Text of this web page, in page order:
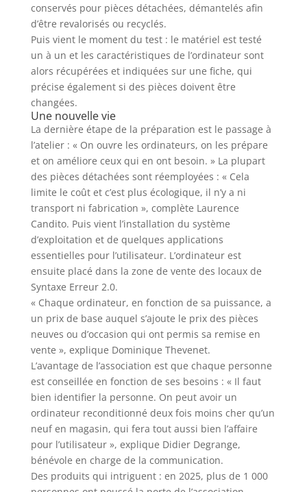
conservés pour pièces détachées, démantelés afin
d’être revalorisés ou recyclés.
Puis vient le moment du test : le matériel est testé
un à un et les caractéristiques de l’ordinateur sont
alors récupérées et indiquées sur une fiche, qui
précise également si des pièces doivent être
changées.
Une nouvelle vie
La dernière étape de la préparation est le passage à
l’atelier : « On ouvre les ordinateurs, on les prépare
et on améliore ceux qui en ont besoin. » La plupart
des pièces détachées sont réemployées : « Cela
limite le coût et c’est plus écologique, il n’y a ni
transport ni fabrication », complète Laurence
Candito. Puis vient l’installation du système
d’exploitation et de quelques applications
essentielles pour l’utilisateur. L’ordinateur est
ensuite placé dans la zone de vente des locaux de
Syntaxe Erreur 2.0.
« Chaque ordinateur, en fonction de sa puissance, a
un prix de base auquel s’ajoute le prix des pièces
neuves ou d’occasion qui ont permis sa remise en
vente », explique Dominique Thevenet.
L’avantage de l’association est que chaque personne
est conseillée en fonction de ses besoins : « Il faut
bien identifier la personne. On peut avoir un
ordinateur reconditionné deux fois moins cher qu’un
neuf en magasin, qui fera tout aussi bien l’affaire
pour l’utilisateur », explique Didier Degrange,
bénévole en charge de la communication.
Des produits qui intriguent : en 2025, plus de 1 000